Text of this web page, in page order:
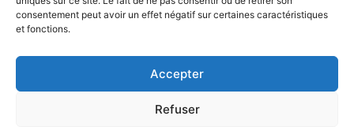
consentement peut avoir un effet négatif sur certaines caractéristiques
et fonctions.
Accepter
Refuser
contact@alta-studio.fr
0760115323